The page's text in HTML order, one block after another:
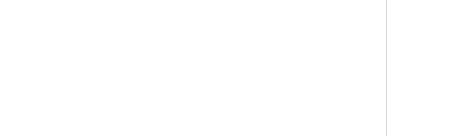
en melodieuze tonen te produceren die de
en u een gevoel van ontspanning en kalmte geven.